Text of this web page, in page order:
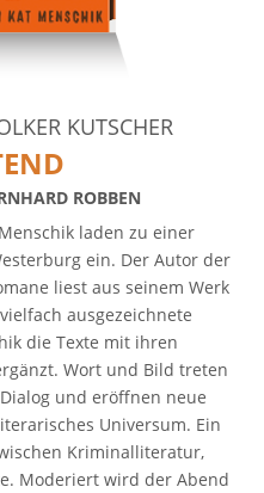
KUTSCHER
ROBBEN
laden zu einer
ein. Der Autor der
liest aus seinem Werk
ausgezeichnete
die Texte mit ihren
Wort und Bild treten
und eröffnen neue
Universum. Ein
Kriminalliteratur,
Moderiert wird der Abend